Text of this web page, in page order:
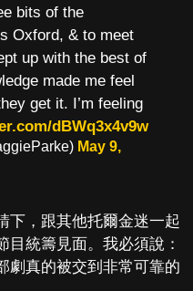
bits of the
Oxford, & to meet
up with the best of
made me feel
get it. I’m feeling
dBWq3x4v9w
May 9,
下，跟其他托爾金迷一起
統籌見面。我必須說：
劇真的被交到非常可靠的